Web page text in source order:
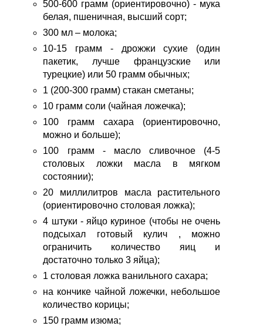
500-600 грамм (ориентировочно) - мука
белая, пшеничная, высший сорт;
300 мл – молока;
10-15 грамм - дрожжи сухие (один
пакетик, лучше французские или
турецкие) или 50 грамм обычных;
1 (200-300 грамм) стакан сметаны;
10 грамм соли (чайная ложечка);
100 грамм сахара (ориентировочно,
можно и больше);
100 грамм - масло сливочное (4-5
столовых ложки масла в мягком
состоянии);
20 миллилитров масла растительного
(ориентировочно столовая ложка);
4 штуки - яйцо куриное (чтобы не очень
подсыхал готовый кулич , можно
ограничить количество яиц и
достаточно только 3 яйца);
1 столовая ложка ванильного сахара;
на кончике чайной ложечки, небольшое
количество корицы;
150 грамм изюма;